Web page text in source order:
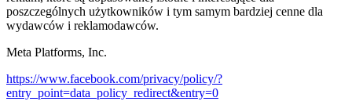
poszczególnych użytkowników i tym samym bardziej cenne dla
wydawców i reklamodawców.
Meta Platforms, Inc.
https://www.facebook.com/privacy/policy/?
entry_point=data_policy_redirect&entry=0